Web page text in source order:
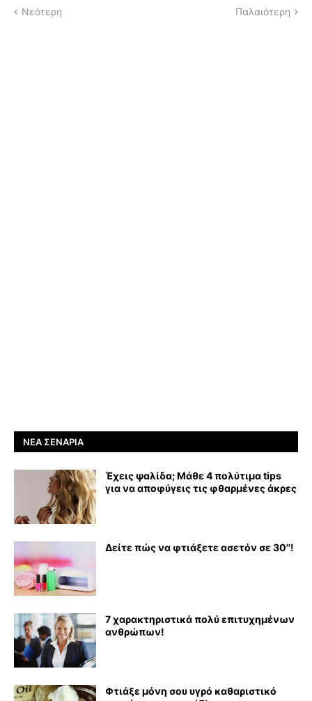
Νεότερη Παλαιότερη
ΝΈΑ ΣΕΝΆΡΙΑ
Έχεις ψαλίδα; Μάθε 4 πολύτιμα tips
για να αποφύγεις τις φθαρμένες άκρες
Δείτε πώς να φτιάξετε ασετόν σε 30''!
7 χαρακτηριστικά πολύ επιτυχημένων
ανθρώπων!
Φτιάξε μόνη σου υγρό καθαριστικό